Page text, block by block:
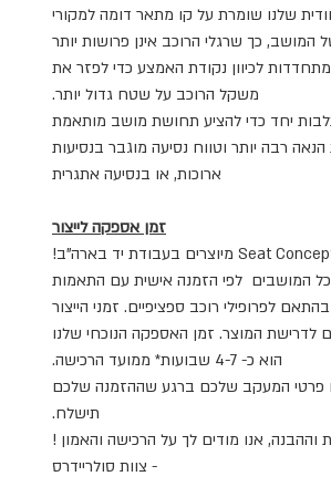
שלנו שומרת על קו מתאר דומה למקורי
כך שרגלי הרוכב אינן פרושות יותר
לכיוון נקודת האמצע כדי לפזר את
משקל הרוכב על שטח גדול יותר.
יחד כדי להציע תחושת מושב מותאמת
רבה יותר וטווח נסיעה מוגבר בנסיעות
ארוכות, או בנסיעה אתגרית
זמן אספקה ​​לייצור
המושבים לפי הזמנה אישית עם התאמות
לפרופילי רוכב ספציפיים. זמני הייצור
המוצר. זמן האספקה ​​הנוכחי שלנו
הוא כ- 4-7 שבועות* ממועד הרכישה.
פרטי המעקב שלכם ברגע שההזמנה שלכם
תישלח.
וההבנה, אנו מודים לך על הרכישה והאמון !
- צוות סולריידרס